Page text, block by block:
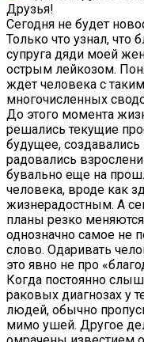
Друзья!
Сегодня не будет
Только что узнал, что
супруга дяди моей
острым лейкозом.
ждет человека с
многочисленных
До этого момента
решались текущие
будущее,
радовались
бувально еще на
человека, вроде как
жизнерадостным. А
планы резко меняются
однозначно самое не
слово. Одаривать
это явно не про
Когда постоянно
раковых диагнозах у
людей, обычно
мимо ушей. Другое